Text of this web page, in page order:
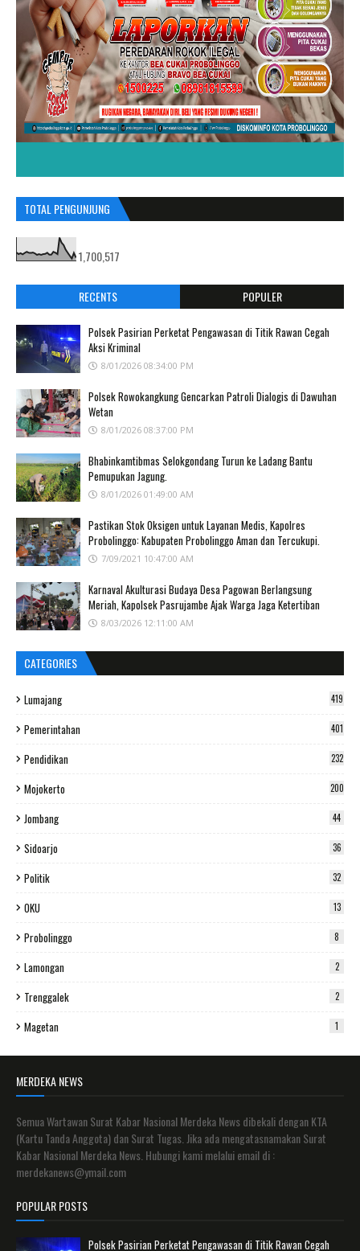
TOTAL PENGUNJUNG
1,700,517
RECENTS POPULER
Polsek Pasirian Perketat Pengawasan di Titik Rawan Cegah
Aksi Kriminal
8/01/2026 08:34:00 PM
Polsek Rowokangkung Gencarkan Patroli Dialogis di Dawuhan
Wetan
8/01/2026 08:37:00 PM
Bhabinkamtibmas Selokgondang Turun ke Ladang Bantu
Pemupukan Jagung.
8/01/2026 01:49:00 AM
Pastikan Stok Oksigen untuk Layanan Medis, Kapolres
Probolinggo: Kabupaten Probolinggo Aman dan Tercukupi.
7/09/2021 10:47:00 AM
Karnaval Akulturasi Budaya Desa Pagowan Berlangsung
Meriah, Kapolsek Pasrujambe Ajak Warga Jaga Ketertiban
8/03/2026 12:11:00 AM
CATEGORIES
Lumajang 419
Pemerintahan 401
Pendidikan 232
Mojokerto 200
Jombang 44
Sidoarjo 36
Politik 32
OKU 13
Probolinggo 8
Lamongan 2
Trenggalek 2
Magetan 1
MERDEKA NEWS
Semua Wartawan Surat Kabar Nasional Merdeka News dibekali dengan KTA
(Kartu Tanda Anggota) dan Surat Tugas. Jika ada mengatasnamakan Surat
Kabar Nasional Merdeka News. Hubungi kami melalui email di :
merdekanews@ymail.com
POPULAR POSTS
Polsek Pasirian Perketat Pengawasan di Titik Rawan Cegah